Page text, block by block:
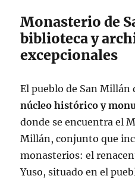
Monasterio de
biblioteca y
excepcionales
El pueblo de San Millán
núcleo histórico y
donde se encuentra el
Millán, conjunto que
monasterios: el
Yuso, situado en el